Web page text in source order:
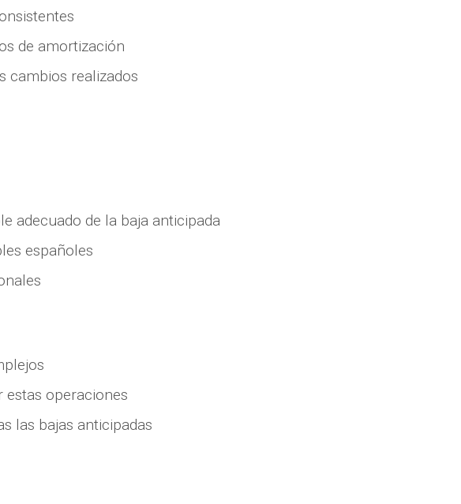
de amortización
cambios realizados
adecuado de la baja anticipada
españoles
estas operaciones
las bajas anticipadas